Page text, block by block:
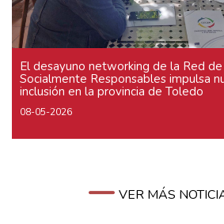
El desayuno networking de la Red
Socialmente Responsables impulsa
inclusión en la provincia de Toledo
08-05-2026
VER MÁS